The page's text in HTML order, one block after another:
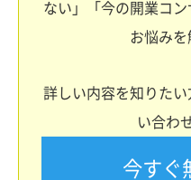
ない」「今の開業コ
お悩みを
詳しい内容を知りた
い合わ
今すぐ